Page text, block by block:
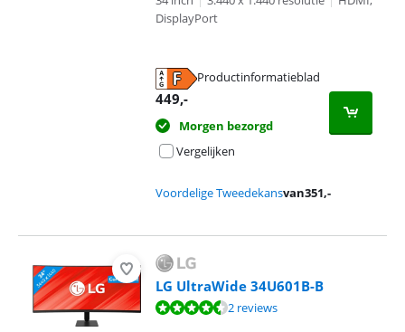
DisplayPort
Productinformatieblad
449,-
Morgen bezorgd
Vergelijken
Voordelige Tweedekansvan351,-
LG UltraWide 34U601B-B
Beoordeling is 8,8 van de 10, gebaseerd op 2 reviews.
2 reviews